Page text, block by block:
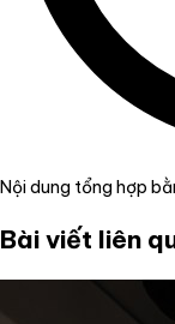
Nội dung tổng hợp
Bài viết liên